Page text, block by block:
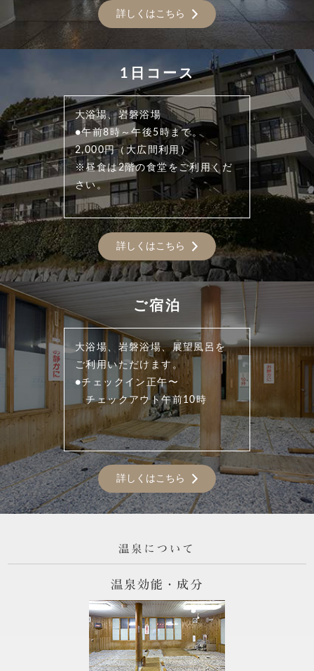
詳しくはこちら
1日コース
大浴場、岩磐浴場
●午前8時～午後5時まで。
2,000円（大広間利用）
※昼食は2階の食堂をご利用くだ
さい。
詳しくはこちら
ご宿泊
大浴場、岩磐浴場、展望風呂を
ご利用いただけます。
●チェックイン正午〜
チェックアウト午前10時
詳しくはこちら